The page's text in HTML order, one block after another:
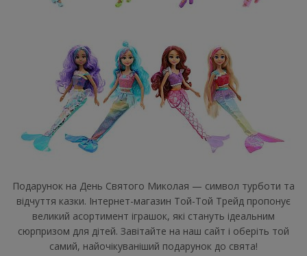
Подарунок на День Святого Миколая — символ турботи та
відчуття казки. Інтернет-магазин Той-Той Трейд пропонує
великий асортимент іграшок, які стануть ідеальним
сюрпризом для дітей. Завітайте на наш сайт і оберіть той
самий, найочікуваніший подарунок до свята!